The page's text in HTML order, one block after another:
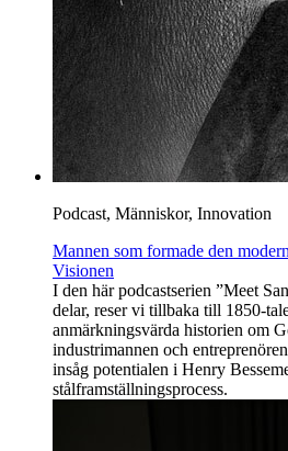
Podcast, Människor, Innovation
Mannen som formade den
Visionen
I den här podcastserien ”Meet
delar, reser vi tillbaka till 1850-
anmärkningsvärda historien om
industrimannen och
insåg potentialen i Henry
stålframställningsprocess.